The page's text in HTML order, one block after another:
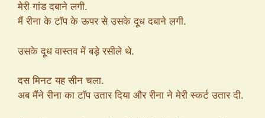
मेरी गांड दबाने लगी.
मैं रीना के टॉप के ऊपर से उसके दूध दबाने लगी.
उसके दूध वास्तव में बड़े रसीले थे.
दस मिनट यह सीन चला.
अब मैंने रीना का टॉप उतार दिया और रीना ने मेरी स्कर्ट उतार दी.